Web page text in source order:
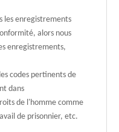
les enregistrements
alors nous
enregistrements,
codes pertinents de
dans
de l'homme comme
de prisonnier, etc.